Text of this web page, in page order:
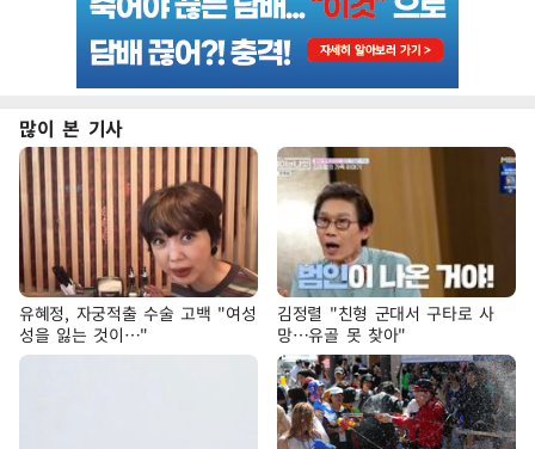
많이 본 기사
유혜정, 자궁적출 수술 고백 "여성
성을 잃는 것이…"
김정렬 "친형 군대서 구타로 사
망…유골 못 찾아"